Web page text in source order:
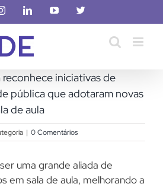
InstagramLinkedInYouTubeX
iniciativas de
pública que adotaram novas
de aula
| 0 Comentários
uma grande aliada de
em sala de aula, melhorando a